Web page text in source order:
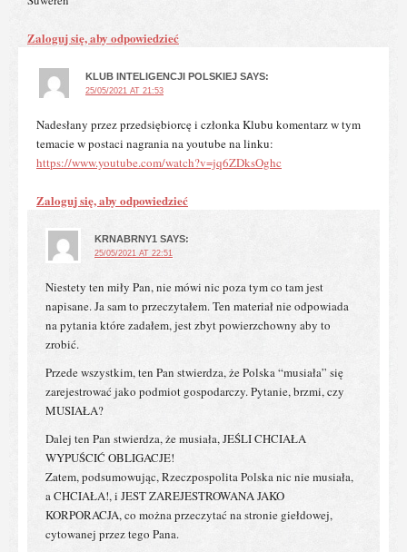
Zaloguj się, aby odpowiedzieć
KLUB INTELIGENCJI POLSKIEJ SAYS:
25/05/2021 AT 21:53
Nadesłany przez przedsiębiorcę i członka Klubu komentarz w tym
temacie w postaci nagrania na youtube na linku:
https://www.youtube.com/watch?v=jq6ZDksOghc
Zaloguj się, aby odpowiedzieć
KRNABRNY1 SAYS:
25/05/2021 AT 22:51
Niestety ten miły Pan, nie mówi nic poza tym co tam jest
napisane. Ja sam to przeczytałem. Ten materiał nie odpowiada
na pytania które zadałem, jest zbyt powierzchowny aby to
zrobić.
Przede wszystkim, ten Pan stwierdza, że Polska “musiała” się
zarejestrować jako podmiot gospodarczy. Pytanie, brzmi, czy
MUSIAŁA?
Dalej ten Pan stwierdza, że musiała, JEŚLI CHCIAŁA
WYPUŚCIĆ OBLIGACJE!
Zatem, podsumowując, Rzeczpospolita Polska nic nie musiała,
a CHCIAŁA!, i JEST ZAREJESTROWANA JAKO
KORPORACJA, co można przeczytać na stronie giełdowej,
cytowanej przez tego Pana.